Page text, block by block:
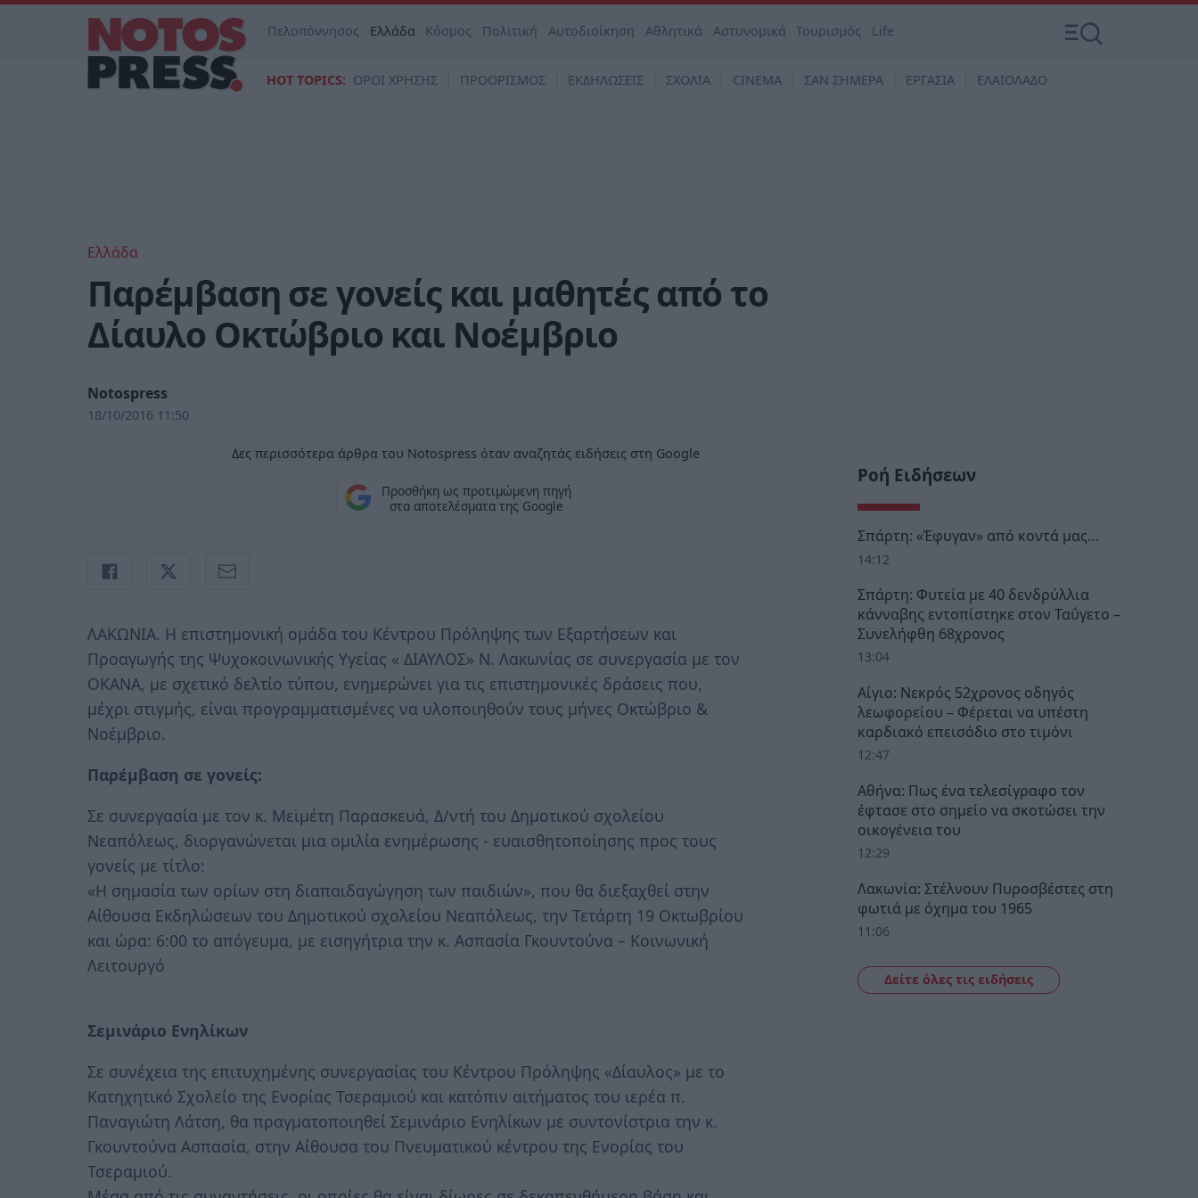
Πελοπόννησος Ελλάδα Κόσμος Πολιτική Αυτοδιοίκηση Αθλητικά Αστυνομικά Τουρισμός Life
HOT TOPICS: ΟΡΟΙ ΧΡΗΣΗΣ ΠΡΟΟΡΙΣΜΟΣ ΕΚΔΗΛΩΣΕΙΣ ΣΧΟΛΙΑ CINEMA ΣΑΝ ΣΗΜΕΡΑ ΕΡΓΑΣΙΑ ΕΛΑΙΟΛΑΔΟ
Ελλάδα
Παρέμβαση σε γονείς και μαθητές από το
Δίαυλο Οκτώβριο και Νοέμβριο
Notospress
18/10/2016 11:50
Δες περισσότερα άρθρα του Notospress όταν αναζητάς ειδήσεις στη Google
Προσθήκη ως προτιμώμενη πηγή
στα αποτελέσματα της Google
ΛΑΚΩΝΙΑ. Η επιστημονική ομάδα του Κέντρου Πρόληψης των Εξαρτήσεων και
Προαγωγής της Ψυχοκοινωνικής Υγείας « ΔΙΑΥΛΟΣ» Ν. Λακωνίας σε συνεργασία με τον
ΟΚΑΝΑ, με σχετικό δελτίο τύπου, ενημερώνει για τις επιστημονικές δράσεις που,
μέχρι στιγμής, είναι προγραμματισμένες να υλοποιηθούν τους μήνες Οκτώβριο &
Νοέμβριο.
Παρέμβαση σε γονείς:
Σε συνεργασία με τον κ. Μεϊμέτη Παρασκευά, Δ/ντή του Δημοτικού σχολείου
Νεαπόλεως, διοργανώνεται μια ομιλία ενημέρωσης - ευαισθητοποίησης προς τους
γονείς με τίτλο:
«Η σημασία των ορίων στη διαπαιδαγώγηση των παιδιών», που θα διεξαχθεί στην
Αίθουσα Εκδηλώσεων του Δημοτικού σχολείου Νεαπόλεως, την Τετάρτη 19 Οκτωβρίου
και ώρα: 6:00 το απόγευμα, με εισηγήτρια την κ. Ασπασία Γκουντούνα – Κοινωνική
Λειτουργό
Σεμινάριο Ενηλίκων
Σε συνέχεια της επιτυχημένης συνεργασίας του Κέντρου Πρόληψης «Δίαυλος» με το
Κατηχητικό Σχολείο της Ενορίας Τσεραμιού και κατόπιν αιτήματος του ιερέα π.
Παναγιώτη Λάτση, θα πραγματοποιηθεί Σεμινάριο Ενηλίκων με συντονίστρια την κ.
Γκουντούνα Ασπασία, στην Αίθουσα του Πνευματικού κέντρου της Ενορίας του
Τσεραμιού.
Ροή Ειδήσεων
Σπάρτη: «Έφυγαν» από κοντά μας…
14:12
Σπάρτη: Φυτεία με 40 δενδρύλλια
κάνναβης εντοπίστηκε στον Ταΰγετο –
Συνελήφθη 68χρονος
13:04
Αίγιο: Νεκρός 52χρονος οδηγός
λεωφορείου – Φέρεται να υπέστη
καρδιακό επεισόδιο στο τιμόνι
12:47
Αθήνα: Πως ένα τελεσίγραφο τον
έφτασε στο σημείο να σκοτώσει την
οικογένεια του
12:29
Λακωνία: Στέλνουν Πυροσβέστες στη
φωτιά με όχημα του 1965
11:06
Δείτε όλες τις ειδήσεις